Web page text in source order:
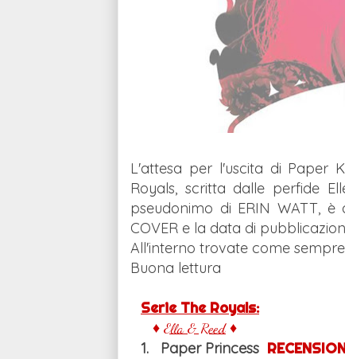
L'attesa per l'uscita di Paper
Royals, scritta dalle perfide
pseudonimo di ERIN WATT, è
COVER e la data di
All'interno trovate come
Buona lettura
Serie The Royals:
♦ Ella & Reed♦
1. Paper Princess